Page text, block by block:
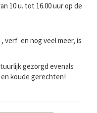
10 u. tot 16.00 uur op de
verf en nog veel meer, is
gezorgd evenals
koude gerechten!